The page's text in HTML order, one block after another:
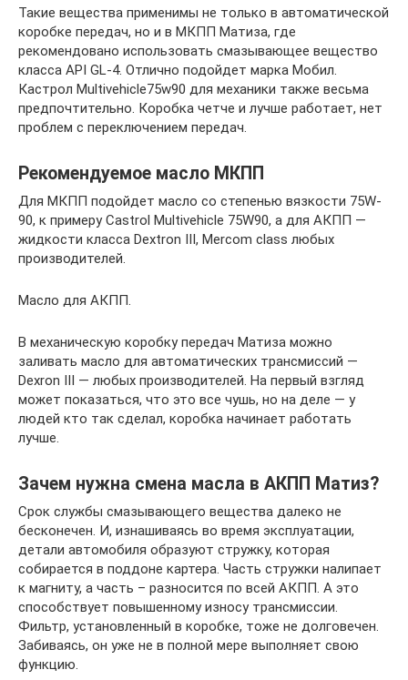
Такие вещества применимы не только в автоматической
коробке передач, но и в МКПП Матиза, где
рекомендовано использовать смазывающее вещество
класса API GL-4. Отлично подойдет марка Мобил.
Кастрол Multivehicle75w90 для механики также весьма
предпочтительно. Коробка четче и лучше работает, нет
проблем с переключением передач.
Рекомендуемое масло МКПП
Для МКПП подойдет масло со степенью вязкости 75W-
90, к примеру Castrol Multivehicle 75W90, а для АКПП —
жидкости класса Dextron III, Mercom class любых
производителей.
Масло для АКПП.
В механическую коробку передач Матиза можно
заливать масло для автоматических трансмиссий —
Dexron III — любых производителей. На первый взгляд
может показаться, что это все чушь, но на деле — у
людей кто так сделал, коробка начинает работать
лучше.
Зачем нужна смена масла в АКПП Матиз?
Срок службы смазывающего вещества далеко не
бесконечен. И, изнашиваясь во время эксплуатации,
детали автомобиля образуют стружку, которая
собирается в поддоне картера. Часть стружки налипает
к магниту, а часть – разносится по всей АКПП. А это
способствует повышенному износу трансмиссии.
Фильтр, установленный в коробке, тоже не долговечен.
Забиваясь, он уже не в полной мере выполняет свою
функцию.